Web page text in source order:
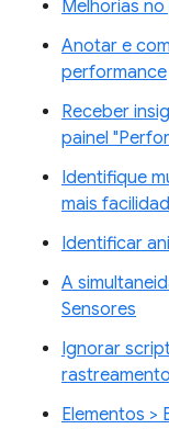
Melhorias
Anotar e
performance
Receber
painel
Identifique
mais
Identificar
A
Sensores
Ignorar
Elementos >